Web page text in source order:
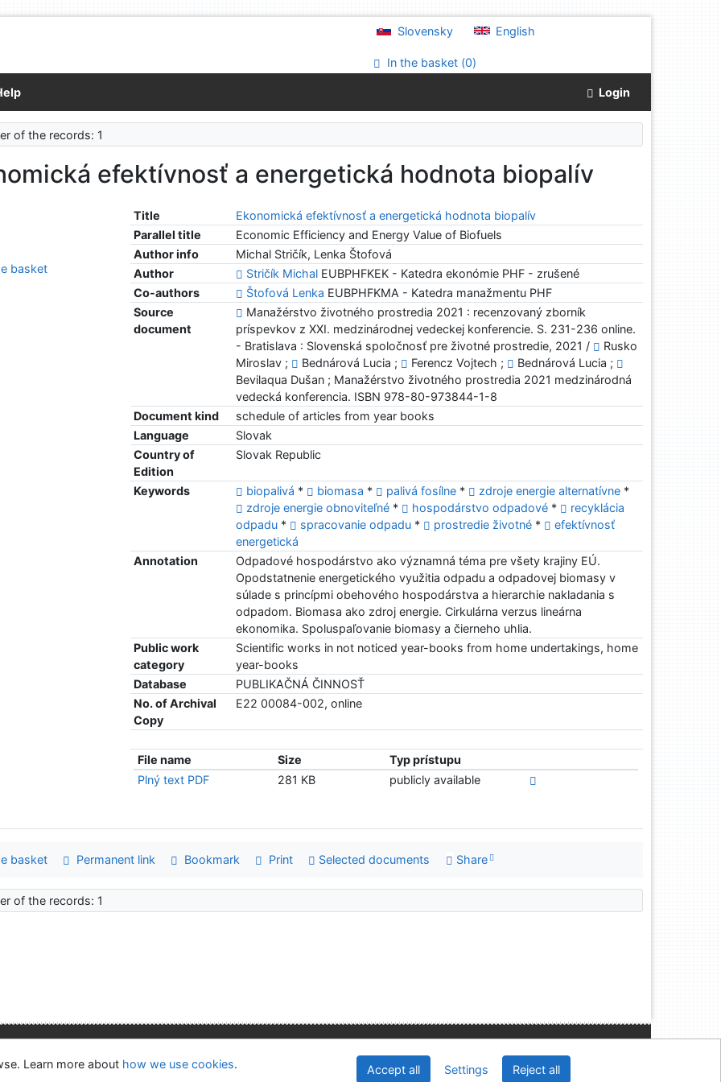
Slovensky English
In the basket (0)
Login
of the records: 1
efektívnosť a energetická hodnota biopalív
Title
Ekonomická efektívnosť a energetická hodnota biopalív
Parallel title
Economic Efficiency and Energy Value of Biofuels
Author info
Michal Stričík, Lenka Štofová
Author
Stričík Michal EUBPHFKEK - Katedra ekonómie PHF - zrušené
Co-authors
Štofová Lenka EUBPHFKMA - Katedra manažmentu PHF
Source
document
Manažérstvo životného prostredia 2021 : recenzovaný zborník
príspevkov z XXI. medzinárodnej vedeckej konferencie. S. 231-236 online.
- Bratislava : Slovenská spoločnosť pre životné prostredie, 2021 /
Rusko
Miroslav ;
Bednárová Lucia ; Ferencz Vojtech ;
Bednárová Lucia ;
Bevilaqua Dušan ; Manažérstvo životného prostredia 2021 medzinárodná
vedecká konferencia. ISBN 978-80-973844-1-8
Document kind
schedule of articles from year books
Language
Slovak
Country of
Edition
Slovak Republic
Keywords biopalivá * biomasa * palivá fosílne * zdroje energie alternatívne *
zdroje energie obnoviteľné * hospodárstvo odpadové *
recyklácia
odpadu * spracovanie odpadu * prostredie životné *
efektívnosť
energetická
Annotation
Odpadové hospodárstvo ako významná téma pre všety krajiny EÚ.
Opodstatnenie energetického využitia odpadu a odpadovej biomasy v
súlade s princípmi obehového hospodárstva a hierarchie nakladania s
odpadom. Biomasa ako zdroj energie. Cirkulárna verzus lineárna
ekonomika. Spoluspaľovanie biomasy a čierneho uhlia.
Public work
category
Scientific works in not noticed year-books from home undertakings, home
year-books
Database
PUBLIKAČNÁ ČINNOSŤ
No. of Archival
Copy
E22 00084-002, online
File name Size
Typ prístupu
Plný text PDF
281 KB publicly available
basket
basket Permanent link Bookmark Print Selected documents Share
of the records: 1
settings
©1993-2026IPAC v.4.8.63a-Cosmotron Slovakia, s.r.o.
Learn more about how we use cookies. Accept all Settings Reject all